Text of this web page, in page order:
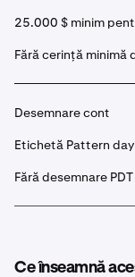
25.000 $ minim
Fără cerință minimă
Desemnare cont
Etichetă Pattern
Fără desemnare PDT
Ce înseamnă